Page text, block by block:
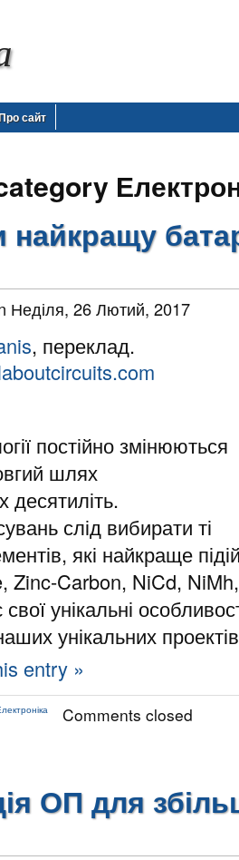
сайт
найкращу
Неділя, 26 Лютий, 2017
, переклад.
постійно змінюються
шлях
десятиліть.
слід вибирати ті
які найкраще
Zinc-Carbon, NiCd,
унікальні
унікальних
entry »
Comments closed
ОП для